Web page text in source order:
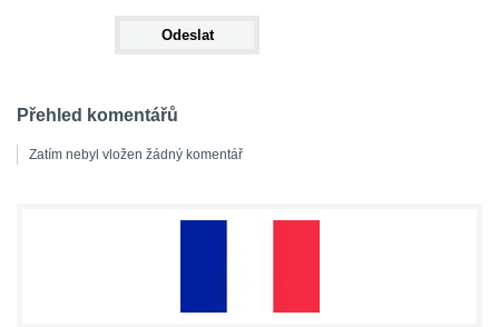
Přehled komentářů
Zatím nebyl vložen žádný komentář